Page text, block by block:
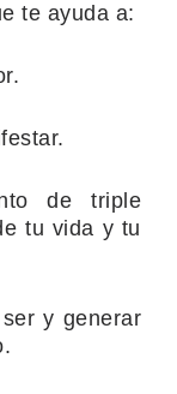
te ayuda a:
de triple
tu vida y tu
y generar